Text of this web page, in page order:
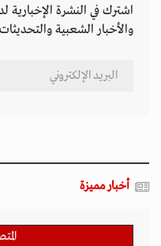
اشترك في النشرة الإخبارية
والأخبار الشعبية
أخبار مميزة